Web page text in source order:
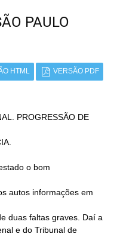
PAULO
HTML VERSÃO PDF
PROGRESSÃO DE